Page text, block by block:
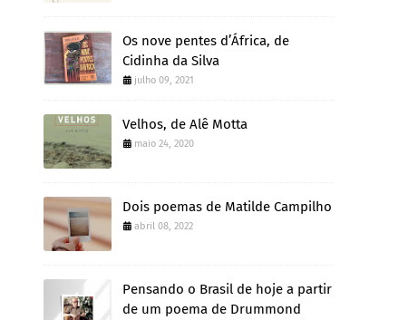
Os nove pentes d’África, de
Cidinha da Silva
julho 09, 2021
Velhos, de Alê Motta
maio 24, 2020
Dois poemas de Matilde Campilho
abril 08, 2022
Pensando o Brasil de hoje a partir
de um poema de Drummond